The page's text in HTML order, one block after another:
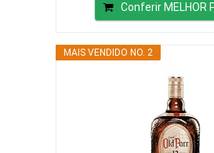
Conferir MELHOR
MAIS VENDIDO NO. 2